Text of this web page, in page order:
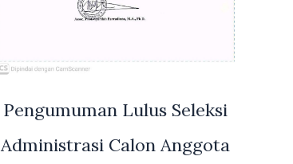
Pengumuman Lulus Seleksi
Administrasi Calon Anggota